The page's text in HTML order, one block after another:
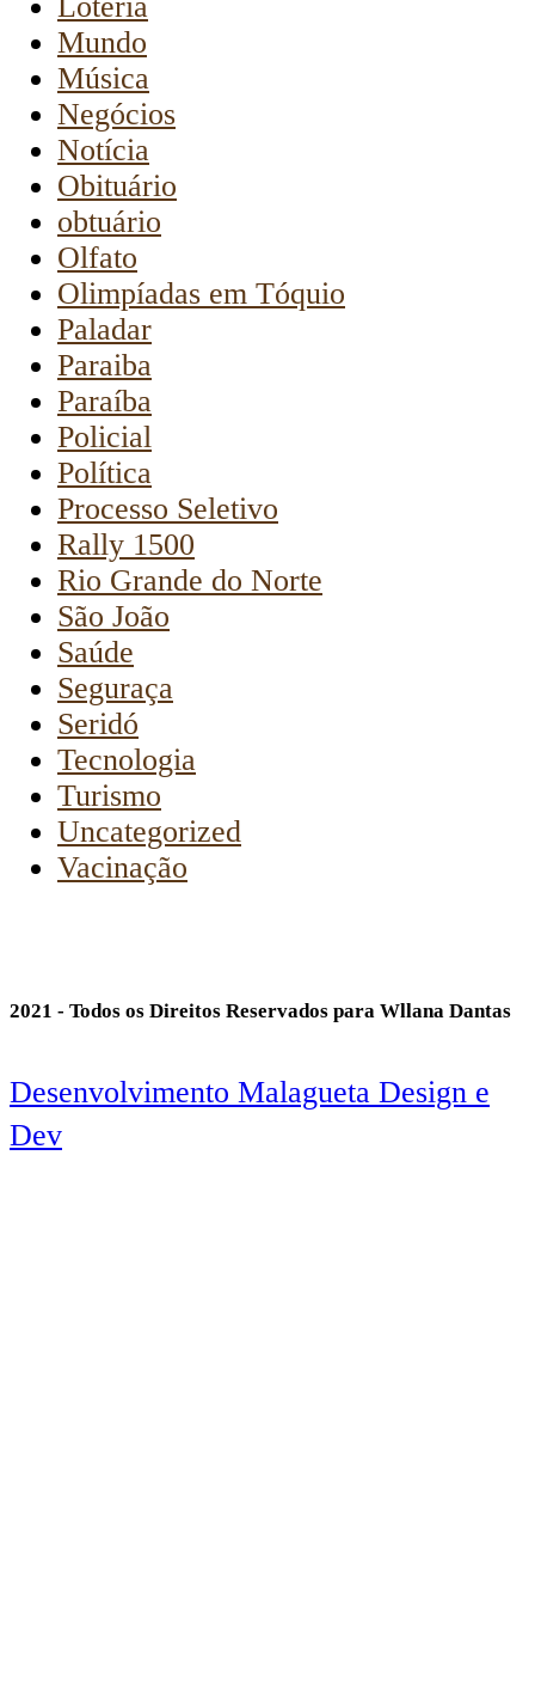
Mundo
Música
Negócios
Notícia
Obituário
obtuário
Olfato
Olimpíadas em Tóquio
Paladar
Paraiba
Paraíba
Policial
Política
Processo Seletivo
Rally 1500
Rio Grande do Norte
São João
Saúde
Seguraça
Seridó
Tecnologia
Turismo
Uncategorized
Vacinação
2021 - Todos os Direitos Reservados para Wllana Dantas
Desenvolvimento Malagueta Design e
Dev